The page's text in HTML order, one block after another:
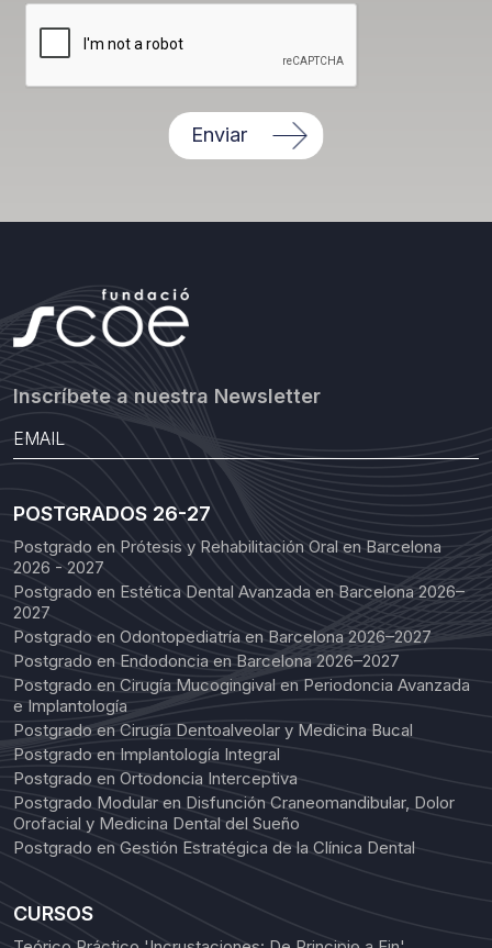
Enviar
Inscríbete a nuestra Newsletter
POSTGRADOS 26-27
Postgrado en Prótesis y Rehabilitación Oral en Barcelona
2026 - 2027
Postgrado en Estética Dental Avanzada en Barcelona 2026–
2027
Postgrado en Odontopediatría en Barcelona 2026–2027
Postgrado en Endodoncia en Barcelona 2026–2027
Postgrado en Cirugía Mucogingival en Periodoncia Avanzada
e Implantología
Postgrado en Cirugía Dentoalveolar y Medicina Bucal
Postgrado en Implantología Integral
Postgrado en Ortodoncia Interceptiva
Postgrado Modular en Disfunción Craneomandibular, Dolor
Orofacial y Medicina Dental del Sueño
Postgrado en Gestión Estratégica de la Clínica Dental
CURSOS